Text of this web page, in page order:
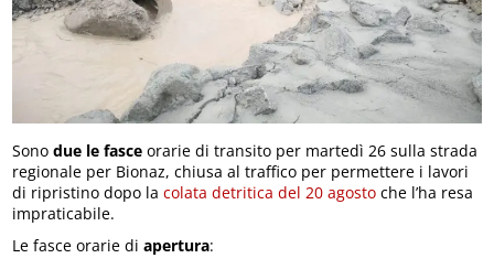
Sono due le fasce orarie di transito per martedì 26 sulla strada
regionale per Bionaz, chiusa al traffico per permettere i lavori
di ripristino dopo lacolata detritica del 20 agosto che l’ha resa
impraticabile.
Le fasce orarie diapertura: